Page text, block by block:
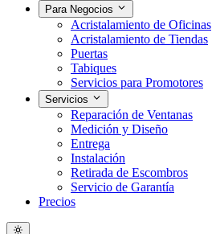
Para Negocios
Acristalamiento de Oficinas
Acristalamiento de Tiendas
Puertas
Tabiques
Servicios para Promotores
Servicios
Reparación de Ventanas
Medición y Diseño
Entrega
Instalación
Retirada de Escombros
Servicio de Garantía
Precios